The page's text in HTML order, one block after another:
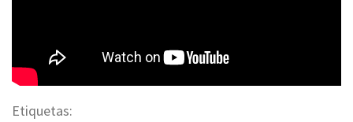
Etiquetas: